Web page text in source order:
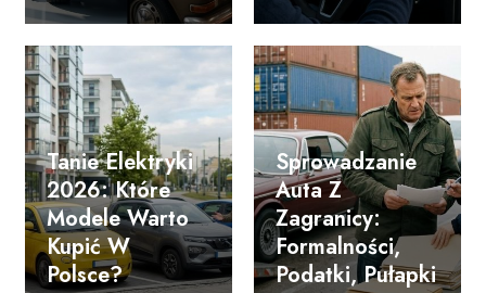
Tanie Elektryki
2026: Które
Modele Warto
Kupić W
Polsce?
Sprowadzanie
Auta Z
Zagranicy:
Formalności,
Podatki, Pułapki